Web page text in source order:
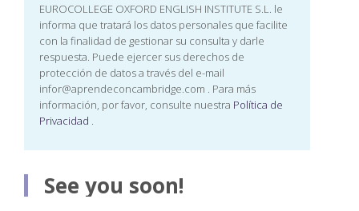
EUROCOLLEGE OXFORD ENGLISH INSTITUTE S.L. le
informa que tratará los datos personales que facilite
con la finalidad de gestionar su consulta y darle
respuesta. Puede ejercer sus derechos de
protección de datos a través del e-mail
infor@aprendeconcambridge.com . Para más
información, por favor, consulte nuestra Política de
Privacidad .
See you soon!